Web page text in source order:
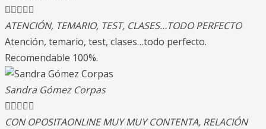

ATENCIÓN, TEMARIO, TEST, CLASES…TODO PERFECTO
Atención, temario, test, clases…todo perfecto.
Recomendable 100%.
Sandra Gómez Corpas

CON OPOSITAONLINE MUY MUY CONTENTA, RELACIÓN